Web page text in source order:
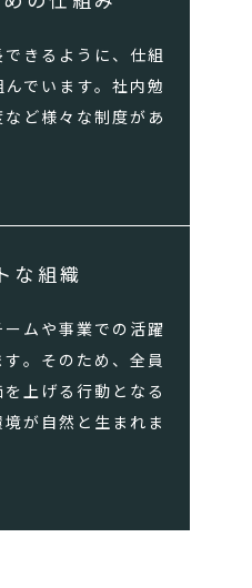
きるように、仕組
でいます。社内勉
ど様々な制度があ
な組織
ムや事業での活躍
。そのため、全員
上げる行動となる
が自然と生まれま